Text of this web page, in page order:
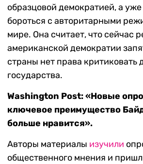
образцовой демократией, а
бороться с авторитарными
мире. Она считает, что сейчас
американской демократии
страны нет права критиковать
государства.
Washington Post: «Новые
ключевое преимущество
больше нравится».
Авторы материалы изучили
общественного мнения и